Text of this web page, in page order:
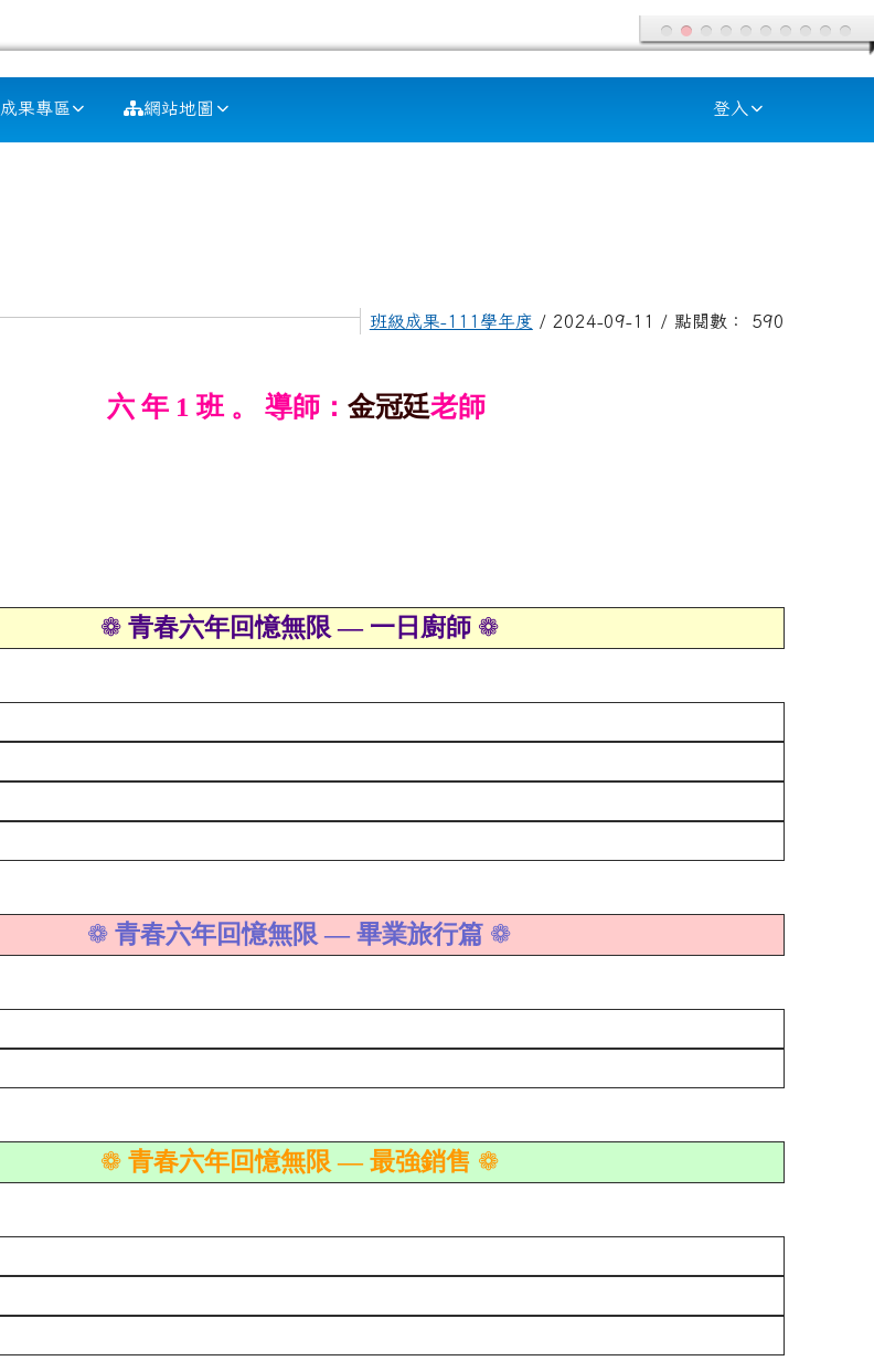
成果專區 網站地圖 登入
班級成果-111學年度 / 2024-09-11 / 點閱數： 590
六 年 1 班 。 導師： 金冠廷老師
❁青春六年回憶無限 — 一日廚師 ❁
❁ 青春六年回憶無限 — 畢業旅行篇 ❁
❁青春六年回憶無限 — 最強銷售 ❁